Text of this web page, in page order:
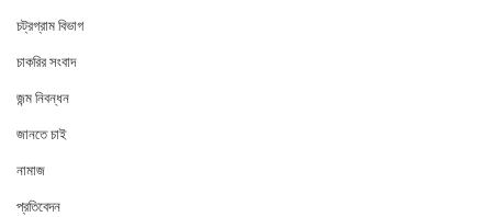
চট্রগ্রাম বিভাগ
চাকরির সংবাদ
জন্ম নিবন্ধন
জানতে চাই
নামাজ
প্রতিবেদন